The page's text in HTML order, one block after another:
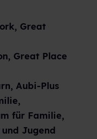
Great
Great Place
Aubi-Plus
für Familie,
Jugend